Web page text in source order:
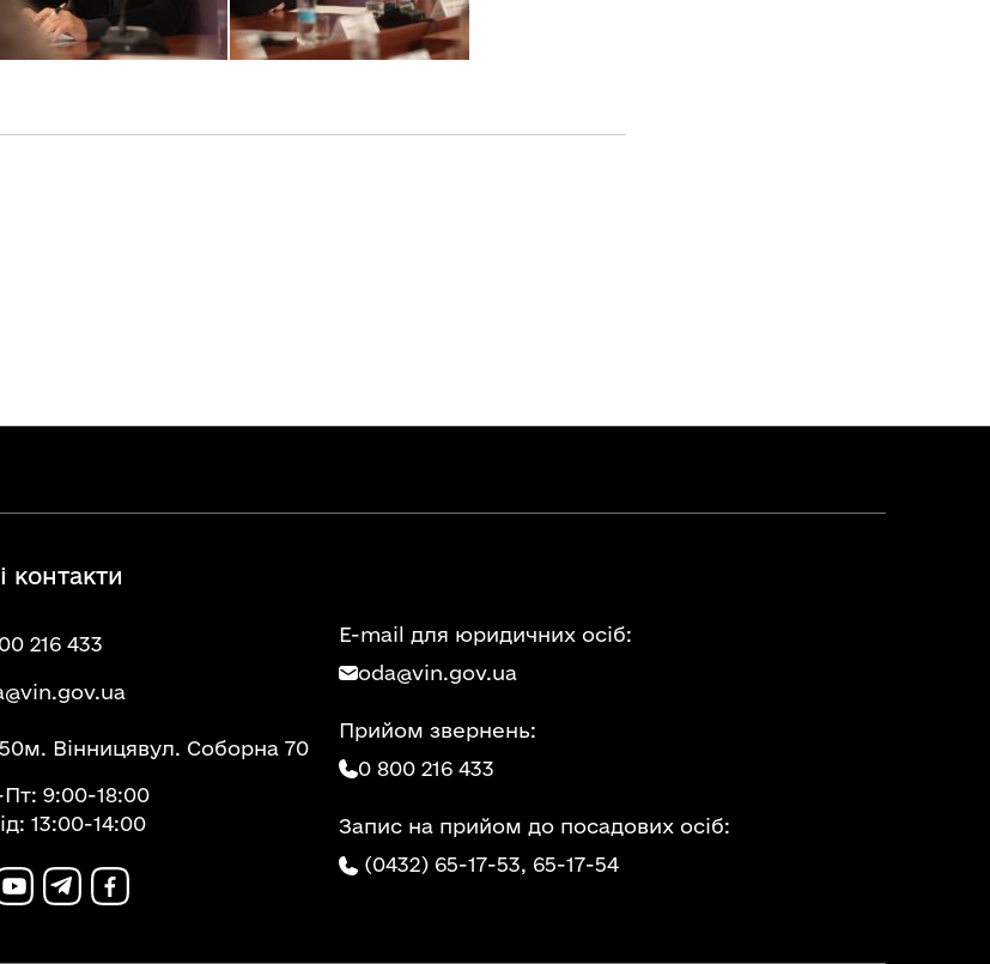
контакти
216 433
м. Вінницявул. Соборна 70
9:00-18:00
13:00-14:00
E-mail для юридичних осіб:
oda@vin.gov.ua
Прийом звернень:
0 800 216 433
Запис на прийом до посадових осіб:
(0432) 65-17-53, 65-17-54